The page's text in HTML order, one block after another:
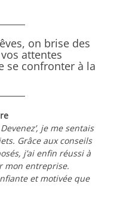
on brise des
attentes
se confronter à la
je me sentais
Grâce aux conseils
j’ai enfin réussi à
mon entreprise.
et motivée que